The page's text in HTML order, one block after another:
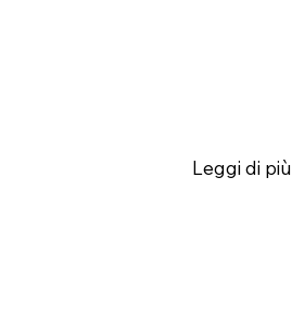
Leggi di più